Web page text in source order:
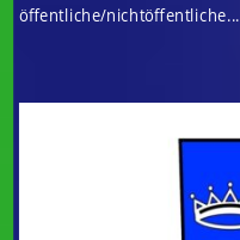
öffentliche/nichtöffentliche...